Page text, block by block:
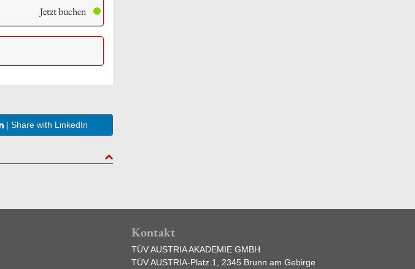
Jetzt buchen
| Share with LinkedIn
to top
Kontakt
TÜV AUSTRIA AKADEMIE GMBH
TÜV AUSTRIA-Platz 1, 2345 Brunn am Gebirge